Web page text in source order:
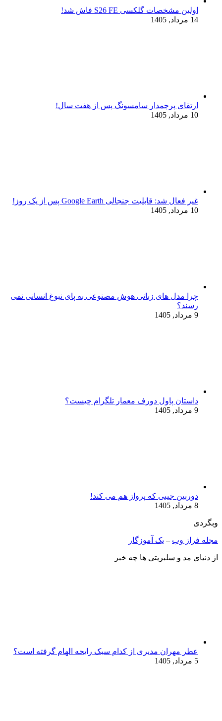
اولین مشخصات گلکسی S26 FE فاش شد!
14 مرداد, 1405
ارتقای پرچمدار سامسونگ پس از هفت سال!
10 مرداد, 1405
غیر فعال شد: قابلیت جنجالی Google Earth پس از یک روز!
10 مرداد, 1405
چرا مدل‌ های زبانی هوش مصنوعی به پای نبوغ انسانی نمی‌
رسند؟
9 مرداد, 1405
داستان پاول دورف معمار تلگرام چیست؟
9 مرداد, 1405
دوربین جیبی که پرواز هم می‌ کند!
8 مرداد, 1405
وبگردی
مجله فراز وب – یک آموزگار
از دنیای مد و سلبریتی ها چه خبر
عطر مهران مدیری از کدام سبک رایحه الهام گرفته است؟
5 مرداد, 1405